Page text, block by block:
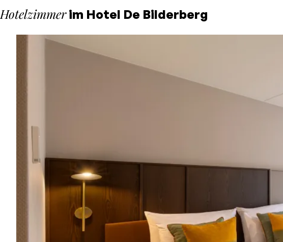
Hotelzimmerim Hotel De Bilderberg